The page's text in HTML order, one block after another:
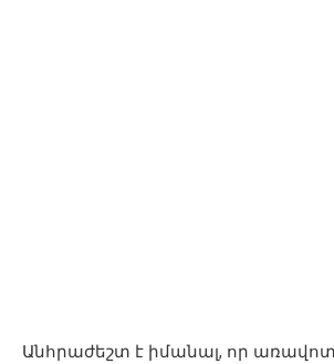
Անհրաժեշտ է իմանալ, որ